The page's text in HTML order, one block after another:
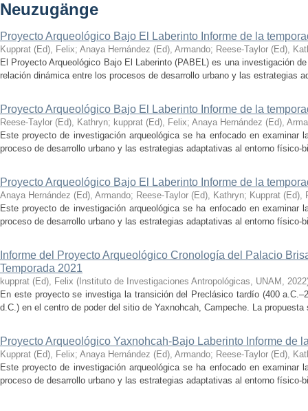
Neuzugänge
Proyecto Arqueológico Bajo El Laberinto Informe de la
Kupprat (Ed), Felix; Anaya Hernández (Ed), Armando; Reese-Taylor (Ed),
El Proyecto Arqueológico Bajo El Laberinto (PABEL) es una investigación
relación dinámica entre los procesos de desarrollo urbano y las estrategias
Proyecto Arqueológico Bajo El Laberinto Informe de la
Reese-Taylor (Ed), Kathryn; kupprat (Ed), Felix; Anaya Hernández (Ed),
Este proyecto de investigación arqueológica se ha enfocado en examinar
proceso de desarrollo urbano y las estrategias adaptativas al entorno físico-
Proyecto Arqueológico Bajo El Laberinto Informe de la
Anaya Hernández (Ed), Armando; Reese-Taylor (Ed), Kathryn; Kupprat (Ed),
Este proyecto de investigación arqueológica se ha enfocado en examinar
proceso de desarrollo urbano y las estrategias adaptativas al entorno físico-
Informe del Proyecto Arqueológico Cronología del Palacio
Temporada 2021
kupprat (Ed), Felix ( Instituto de Investigaciones Antropológicas, UNAM , 2022
En este proyecto se investiga la transición del Preclásico tardío (400
d.C.) en el centro de poder del sitio de Yaxnohcah, Campeche. La
Proyecto Arqueológico Yaxnohcah-Bajo Laberinto Informe de
Kupprat (Ed), Felix; Anaya Hernández (Ed), Armando; Reese-Taylor (Ed),
Este proyecto de investigación arqueológica se ha enfocado en examinar
proceso de desarrollo urbano y las estrategias adaptativas al entorno físico-